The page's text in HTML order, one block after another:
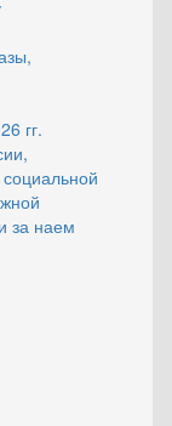
гг.
за наем